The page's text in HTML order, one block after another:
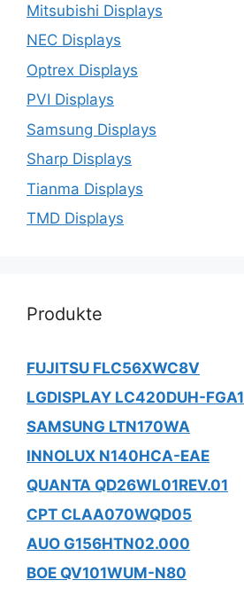
Mitsubishi Displays
NEC Displays
Optrex Displays
PVI Displays
Samsung Displays
Sharp Displays
Tianma Displays
TMD Displays
Produkte
FUJITSU FLC56XWC8V
LGDISPLAY LC420DUH-FGA1
SAMSUNG LTN170WA
INNOLUX N140HCA-EAE
QUANTA QD26WL01REV.01
CPT CLAA070WQD05
AUO G156HTN02.000
BOE QV101WUM-N80